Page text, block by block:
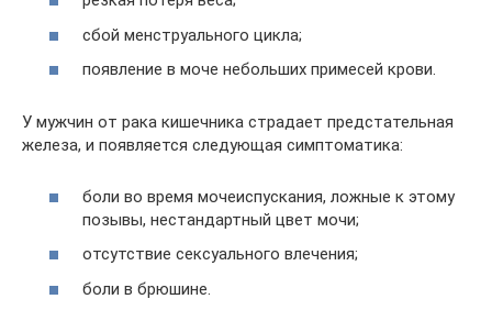
сбой менструального цикла;
появление в моче небольших примесей крови.
У мужчин от рака кишечника страдает предстательная
железа, и появляется следующая симптоматика:
боли во время мочеиспускания, ложные к этому
позывы, нестандартный цвет мочи;
отсутствие сексуального влечения;
боли в брюшине.